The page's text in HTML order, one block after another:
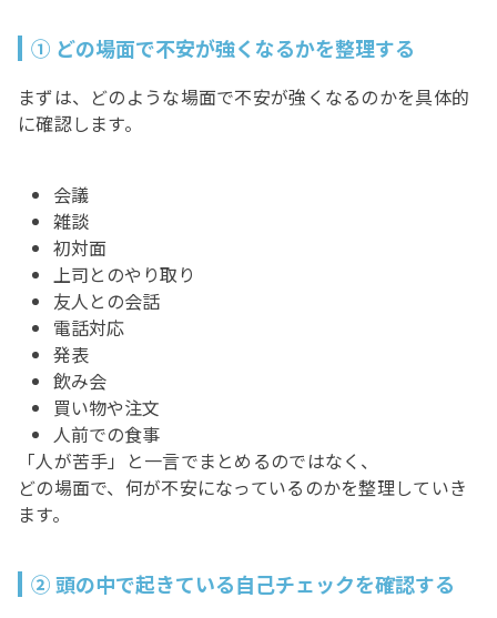
① どの場面で不安が強くなるかを整理する
まずは、どのような場面で不安が強くなるのかを具体的
に確認します。
会議
雑談
初対面
上司とのやり取り
友人との会話
電話対応
発表
飲み会
買い物や注文
人前での食事
「人が苦手」と一言でまとめるのではなく、
どの場面で、何が不安になっているのかを整理していき
ます。
② 頭の中で起きている自己チェックを確認する